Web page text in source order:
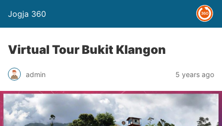
Jogja 360
Virtual Tour Bukit Klangon
admin 5 years ago